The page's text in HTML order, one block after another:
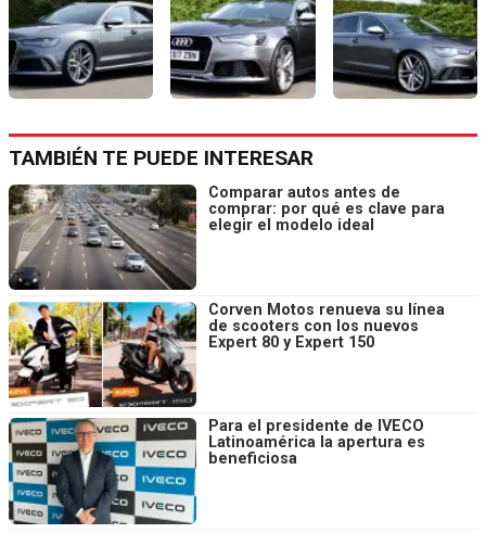
TAMBIÉN TE PUEDE INTERESAR
Comparar autos antes de
comprar: por qué es clave para
elegir el modelo ideal
Corven Motos renueva su línea
de scooters con los nuevos
Expert 80 y Expert 150
Para el presidente de IVECO
Latinoamérica la apertura es
beneficiosa